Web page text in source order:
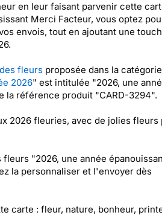
en leur faisant parvenir cette
Merci Facteur, vous optez
envois, tout en ajoutant une
fleursproposée dans la catégorie
2026" est intitulée "2026, une
la référence produit "CARD-3294".
2026 fleuries, avec de jolies fleurs
"2026, une année
la personnaliser et l'envoyer dès
carte : fleur, nature, bonheur,